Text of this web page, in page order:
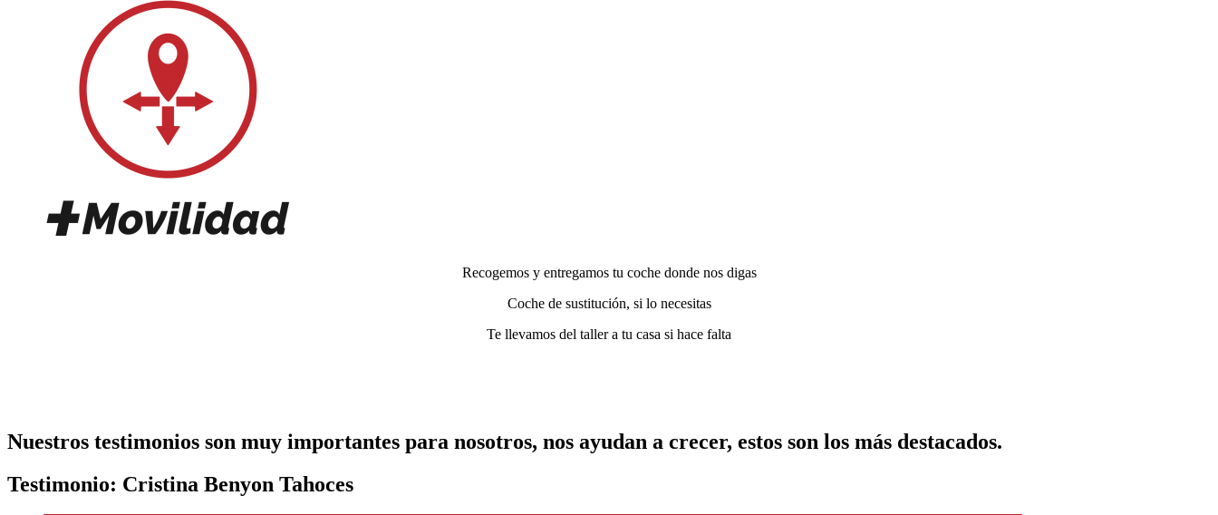
Recogemos y entregamos tu coche donde nos digas
Coche de sustitución, si lo necesitas
Te llevamos del taller a tu casa si hace falta
Nuestros testimonios son muy importantes para nosotros, nos ayudan a crecer, estos son los más destacados.
Testimonio: Cristina Benyon Tahoces